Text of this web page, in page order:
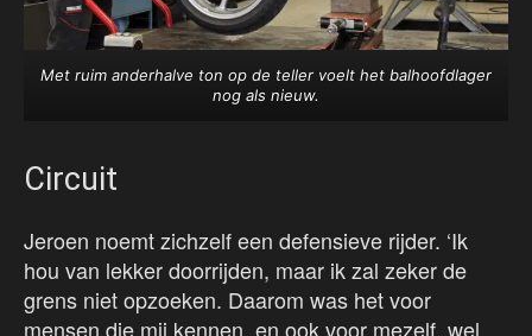
Met ruim anderhalve ton op de teller voelt het balhoofdlager
nog als nieuw.
Circuit
Jeroen noemt zichzelf een defensieve rijder. ‘Ik
hou van lekker doorrijden, maar ik zal zeker de
grens niet opzoeken. Daarom was het voor
mensen die mij kennen, en ook voor mezelf, wel